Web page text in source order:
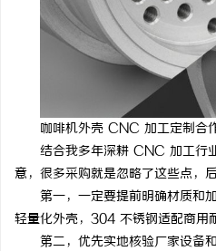
咖啡机外壳 CNC 加工定制合
结合我多年深耕 CNC 加工行
意，很多采购就是忽略了这些点，
第一，一定要提前明确材质和
轻量化外壳，304 不锈钢适配商用
第二，优先实地核验厂家设备